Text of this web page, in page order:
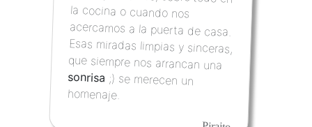
que siempre nos arrancan una
sonrisa ;) se merecen un
homenaje.